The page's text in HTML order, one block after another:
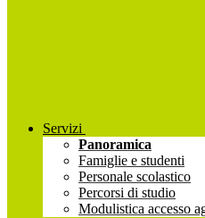
Servizi
Panoramica
Famiglie e studenti
Personale scolastico
Percorsi di studio
Modulistica accesso